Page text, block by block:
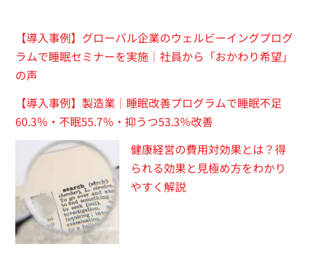
【導入事例】グローバル企業のウェルビーイングプログ
ラムで睡眠セミナーを実施｜社員から「おかわり希望」
の声
【導入事例】製造業｜睡眠改善プログラムで睡眠不足
60.3％・不眠55.7％・抑うつ53.3％改善
健康経営の費用対効果とは？得
られる効果と見極め方をわかり
やすく解説